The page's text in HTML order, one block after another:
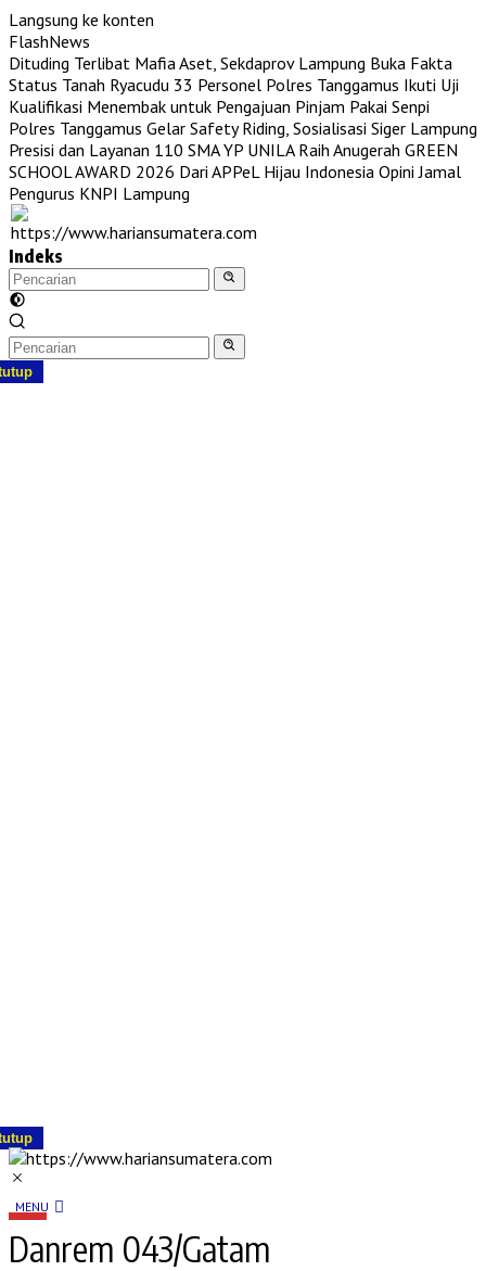
Langsung ke konten
FlashNews
Dituding Terlibat Mafia Aset, Sekdaprov Lampung Buka Fakta
Status Tanah Ryacudu 33 Personel Polres Tanggamus Ikuti Uji
Kualifikasi Menembak untuk Pengajuan Pinjam Pakai Senpi
Polres Tanggamus Gelar Safety Riding, Sosialisasi Siger Lampung
Presisi dan Layanan 110 SMA YP UNILA Raih Anugerah GREEN
SCHOOL AWARD 2026 Dari APPeL Hijau Indonesia Opini Jamal
Pengurus KNPI Lampung
Indeks
MENU
Danrem 043/Gatam